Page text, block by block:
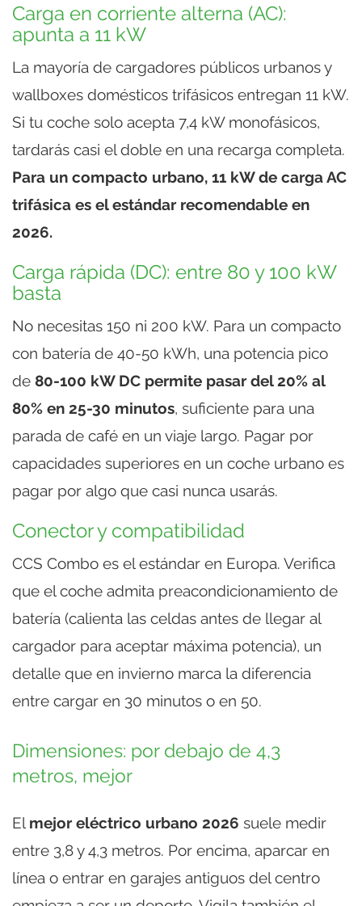
Carga en corriente alterna (AC):
apunta a 11 kW
La mayoría de cargadores públicos urbanos y
wallboxes domésticos trifásicos entregan 11 kW.
Si tu coche solo acepta 7,4 kW monofásicos,
tardarás casi el doble en una recarga completa.
Para un compacto urbano, 11 kW de carga AC
trifásica es el estándar recomendable en
2026.
Carga rápida (DC): entre 80 y 100 kW
basta
No necesitas 150 ni 200 kW. Para un compacto
con batería de 40-50 kWh, una potencia pico
de 80-100 kW DC permite pasar del 20% al
80% en 25-30 minutos, suficiente para una
parada de café en un viaje largo. Pagar por
capacidades superiores en un coche urbano es
pagar por algo que casi nunca usarás.
Conector y compatibilidad
CCS Combo es el estándar en Europa. Verifica
que el coche admita preacondicionamiento de
batería (calienta las celdas antes de llegar al
cargador para aceptar máxima potencia), un
detalle que en invierno marca la diferencia
entre cargar en 30 minutos o en 50.
Dimensiones: por debajo de 4,3
metros, mejor
El mejor eléctrico urbano 2026 suele medir
entre 3,8 y 4,3 metros. Por encima, aparcar en
línea o entrar en garajes antiguos del centro